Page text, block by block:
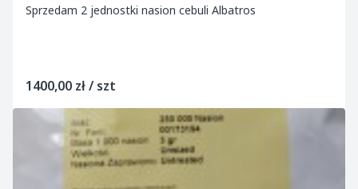
Sprzedam 2 jednostki nasion cebuli Albatros
1400,00 zł / szt